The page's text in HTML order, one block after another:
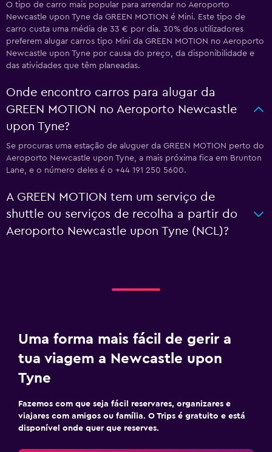
O tipo de carro mais popular para arrendar no Aeroporto
Newcastle upon Tyne da GREEN MOTION é Mini. Este tipo de
carro custa uma média de 33 € por dia. 30% dos utilizadores
preferem alugar carros tipo Mini da GREEN MOTION no Aeroporto
Newcastle upon Tyne por causa do preço, da disponibilidade e
das atividades que têm planeadas.
Onde encontro carros para alugar da
GREEN MOTION no Aeroporto Newcastle
upon Tyne?
Se procuras uma estação de aluguer da GREEN MOTION perto do
Aeroporto Newcastle upon Tyne, a mais próxima fica em Brunton
Lane, e o número deles é o +44 191 250 5600.
A GREEN MOTION tem um serviço de
shuttle ou serviços de recolha a partir do
Aeroporto Newcastle upon Tyne (NCL)?
Uma forma mais fácil de gerir a
tua viagem a Newcastle upon
Tyne
Fazemos com que seja fácil reservares, organizares e
viajares com amigos ou família. O Trips é gratuito e está
disponível onde quer que reserves.